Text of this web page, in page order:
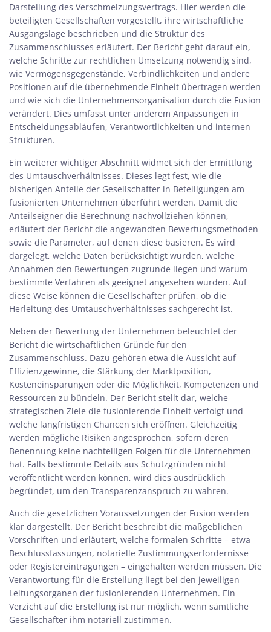
Darstellung des Verschmelzungsvertrags. Hier werden die
beteiligten Gesellschaften vorgestellt, ihre wirtschaftliche
Ausgangslage beschrieben und die Struktur des
Zusammenschlusses erläutert. Der Bericht geht darauf ein,
welche Schritte zur rechtlichen Umsetzung notwendig sind,
wie Vermögensgegenstände, Verbindlichkeiten und andere
Positionen auf die übernehmende Einheit übertragen werden
und wie sich die Unternehmensorganisation durch die Fusion
verändert. Dies umfasst unter anderem Anpassungen in
Entscheidungsabläufen, Verantwortlichkeiten und internen
Strukturen.
Ein weiterer wichtiger Abschnitt widmet sich der Ermittlung
des Umtauschverhältnisses. Dieses legt fest, wie die
bisherigen Anteile der Gesellschafter in Beteiligungen am
fusionierten Unternehmen überführt werden. Damit die
Anteilseigner die Berechnung nachvollziehen können,
erläutert der Bericht die angewandten Bewertungsmethoden
sowie die Parameter, auf denen diese basieren. Es wird
dargelegt, welche Daten berücksichtigt wurden, welche
Annahmen den Bewertungen zugrunde liegen und warum
bestimmte Verfahren als geeignet angesehen wurden. Auf
diese Weise können die Gesellschafter prüfen, ob die
Herleitung des Umtauschverhältnisses sachgerecht ist.
Neben der Bewertung der Unternehmen beleuchtet der
Bericht die wirtschaftlichen Gründe für den
Zusammenschluss. Dazu gehören etwa die Aussicht auf
Effizienzgewinne, die Stärkung der Marktposition,
Kosteneinsparungen oder die Möglichkeit, Kompetenzen und
Ressourcen zu bündeln. Der Bericht stellt dar, welche
strategischen Ziele die fusionierende Einheit verfolgt und
welche langfristigen Chancen sich eröffnen. Gleichzeitig
werden mögliche Risiken angesprochen, sofern deren
Benennung keine nachteiligen Folgen für die Unternehmen
hat. Falls bestimmte Details aus Schutzgründen nicht
veröffentlicht werden können, wird dies ausdrücklich
begründet, um den Transparenzanspruch zu wahren.
Auch die gesetzlichen Voraussetzungen der Fusion werden
klar dargestellt. Der Bericht beschreibt die maßgeblichen
Vorschriften und erläutert, welche formalen Schritte – etwa
Beschlussfassungen, notarielle Zustimmungserfordernisse
oder Registereintragungen – eingehalten werden müssen. Die
Verantwortung für die Erstellung liegt bei den jeweiligen
Leitungsorganen der fusionierenden Unternehmen. Ein
Verzicht auf die Erstellung ist nur möglich, wenn sämtliche
Gesellschafter ihm notariell zustimmen.